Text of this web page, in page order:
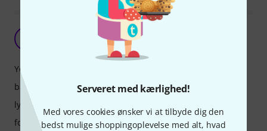
Serveret med kærlighed!
Med vores cookies ønsker vi at tilbyde dig den
bedst mulige shoppingoplevelse med alt, hvad
Bongo Bill 04.06.2020
Ydere støj isolation
bærekomfort
lyd
forarbejdning